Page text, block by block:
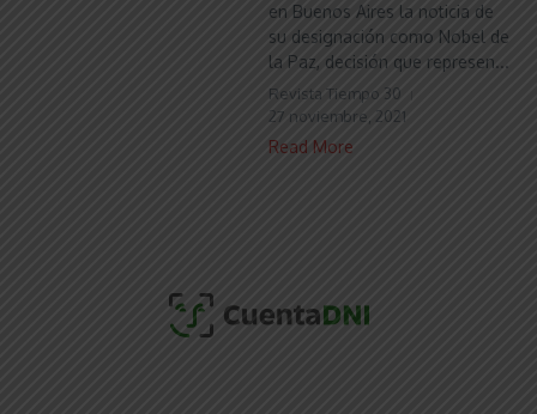
en Buenos Aires la noticia de
su designación como Nobel de
la Paz, decisión que represen...
Revista Tiempo 30
27 noviembre, 2021
Read More